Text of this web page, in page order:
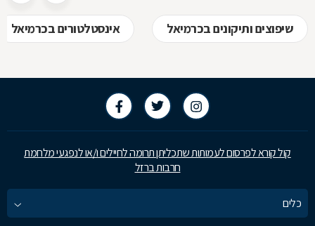
שיפוצים ותיקונים בכרמיאל אינסטלטורים בכרמיאל
קול קורא לפרסום לעמותות שתכליתן תרומה לחיילים ו/או לנפגעי מלחמת
חרבות ברזל
כלים